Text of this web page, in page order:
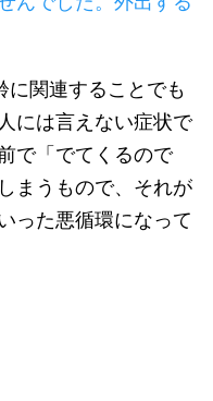
に関連することでも
には言えない症状で
で「でてくるので
まうもので、それが
った悪循環になって